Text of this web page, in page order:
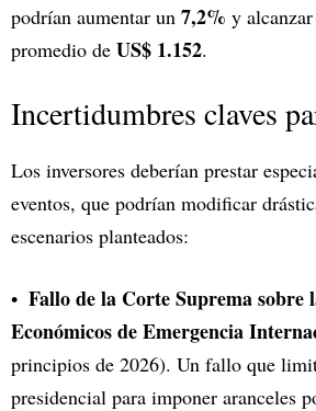
podrían aumentar un 7,2% y
promedio de US$ 1.152.
Incertidumbres claves
Los inversores deberían prestar
eventos, que podrían modificar
escenarios planteados:
Fallo de la Corte Suprema sobre
Económicos de Emergencia
principios de 2026). Un fallo que
presidencial para imponer aranceles